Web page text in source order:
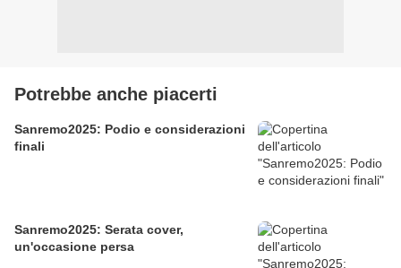
Potrebbe anche piacerti
Sanremo2025: Podio e considerazioni
finali
Sanremo2025: Serata cover,
un'occasione persa